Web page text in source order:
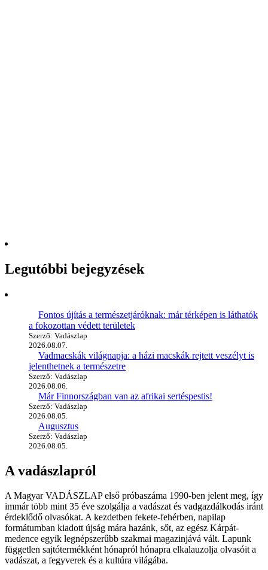
Legutóbbi bejegyzések
Fontos újítás a természetjáróknak: már térképen is láthatók
a fokozottan védett területek
Szerző: Vadászlap
2026.08.07.
Vadmacskák világnapja: a házi macskák rejtett veszélyt is
jelenthetnek a természetre
Szerző: Vadászlap
2026.08.06.
Már Finnországban van az afrikai sertéspestis!
Szerző: Vadászlap
2026.08.05.
Augusztus
Szerző: Vadászlap
2026.08.05.
A vadászlapról
A Magyar VADÁSZLAP első próbaszáma 1990-ben jelent meg, így
immár több mint 35 éve szolgálja a vadászat és vadgazdálkodás iránt
érdeklődő olvasókat. A kezdetben fekete-fehérben, napilap
formátumban kiadott újság mára hazánk, sőt, az egész Kárpát-
medence egyik legnépszerűbb szakmai magazinjává vált. Lapunk
független sajtótermékként hónapról hónapra elkalauzolja olvasóit a
vadászat, a fegyverek és a kultúra világába.